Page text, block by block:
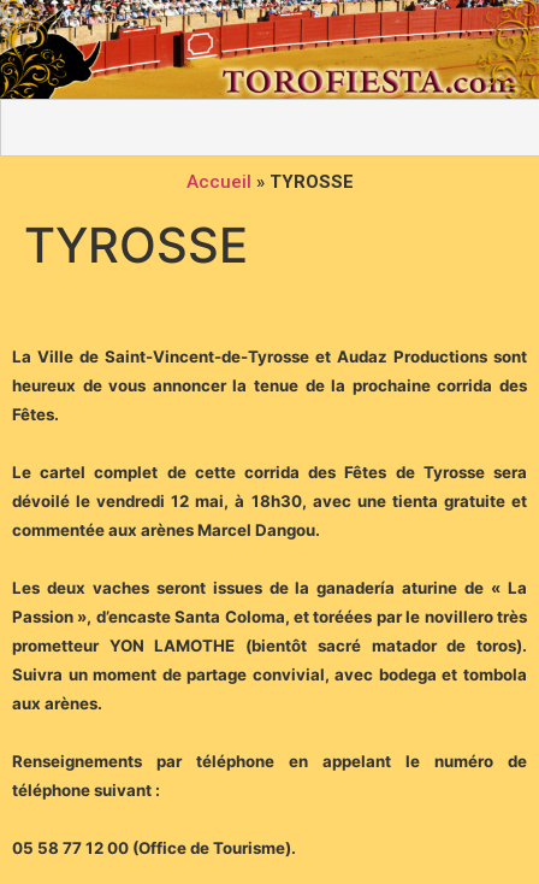
Accueil » TYROSSE
TYROSSE
La Ville de Saint-Vincent-de-Tyrosse et Audaz Productions sont
heureux de vous annoncer la tenue de la prochaine corrida des
Fêtes.
Le cartel complet de cette corrida des Fêtes de Tyrosse sera
dévoilé le vendredi 12 mai, à 18h30, avec une tienta gratuite et
commentée aux arènes Marcel Dangou.
Les deux vaches seront issues de la ganadería aturine de « La
Passion », d’encaste Santa Coloma, et toréées par le novillero très
prometteur YON LAMOTHE (bientôt sacré matador de toros).
Suivra un moment de partage convivial, avec bodega et tombola
aux arènes.
Renseignements par téléphone en appelant le numéro de
téléphone suivant :
05 58 77 12 00 (Office de Tourisme).